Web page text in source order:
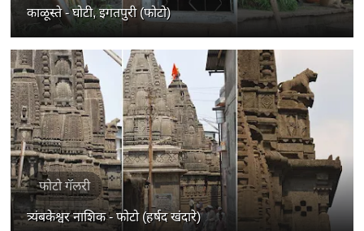
काळूस्ते - घोटी, इगतपुरी (फोटो)
फोटो गॅलरी
त्र्यंबकेश्वर नाशिक - फोटो (हर्षद खंदारे)